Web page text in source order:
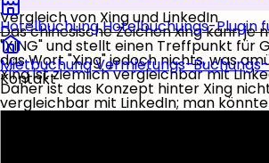
HotelbuchungHotelbuchungs-Plugin
MietbuchungVermietungs-
Kontakt
Vergleich von Xing und LinkedIn
Das chinesische Zeichen xing kann
"XING" und stellt einen Treffpunkt für
das Wort "Xing" jedoch nichts, was
Xing ist ziemlich vergleichbar mit
Daher ist das Konzept hinter Xing
vergleichbar mit LinkedIn; man